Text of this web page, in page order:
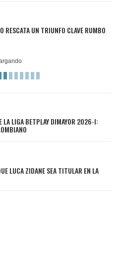
RESCATA UN TRIUNFO CLAVE RUMBO
LA LIGA BETPLAY DIMAYOR 2026-I:
LUCA ZIDANE SEA TITULAR EN LA